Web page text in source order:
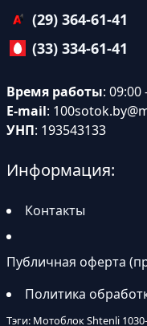
(29) 364-61-41
(33) 334-61-41
Время работы: 09:00
E-mail:
УНП: 193543133
Информация:
Контакты
Публичная оферта
Политика
Тэги: Мотоблок Shtenli